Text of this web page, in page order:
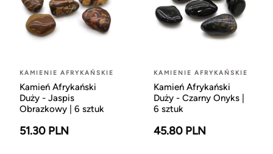
KAMIENIE AFRYKAŃSKIE
Kamień Afrykański
Duży - Jaspis
Obrazkowy | 6 sztuk
51.30 PLN
KAMIENIE AFRYKAŃSKIE
Kamień Afrykański
Duży - Czarny Onyks |
6 sztuk
45.80 PLN